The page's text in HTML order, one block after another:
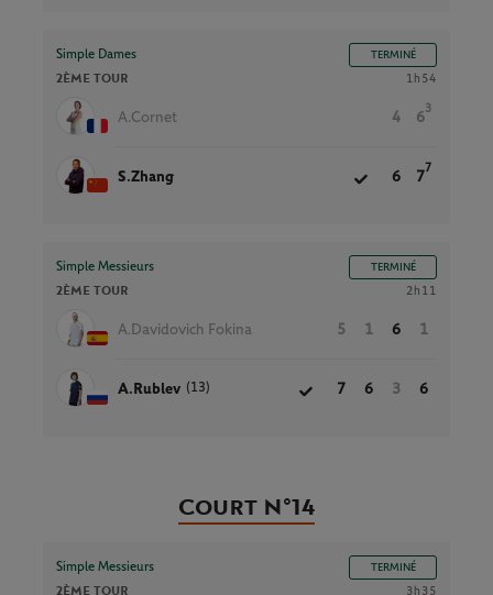
Simple Dames TERMINÉ
2ÈME TOUR 1h54
A.Cornet 4 6
3
S.Zhang 6 7
7
Simple Messieurs TERMINÉ
2ÈME TOUR 2h11
A.Davidovich Fokina 5 1 6 1
A.Rublev (13) 7 6 3 6
Court N°14
Simple Messieurs TERMINÉ
2ÈME TOUR 3h35